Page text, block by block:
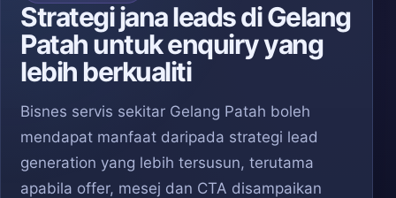
Strategi jana leads di Gelang
Patah untuk enquiry yang
lebih berkualiti
Bisnes servis sekitar Gelang Patah boleh
mendapat manfaat daripada strategi lead
generation yang lebih tersusun, terutama
apabila offer, mesej dan CTA disampaikan